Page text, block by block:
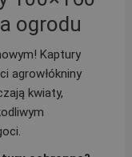
ogrodu
Kaptury
agrowłókniny
kwiaty,